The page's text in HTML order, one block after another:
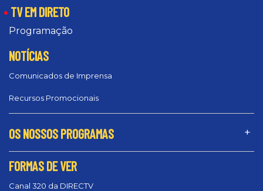
TV EM DIRETO
Programação
NOTÍCIAS
Comunicados de Imprensa
Recursos Promocionais
OS NOSSOS PROGRAMAS
FORMAS DE VER
Canal 320 da DIRECTV